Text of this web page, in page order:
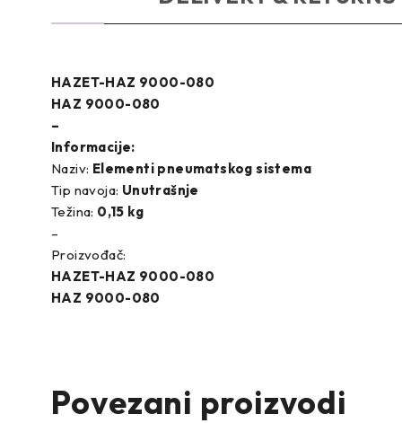
HAZET-HAZ 9000-080
HAZ 9000-080
–
Informacije:
Naziv: Elementi pneumatskog sistema
Tip navoja: Unutrašnje
Težina: 0,15 kg
–
Proizvođač:
HAZET-HAZ 9000-080
HAZ 9000-080
Povezani proizvodi